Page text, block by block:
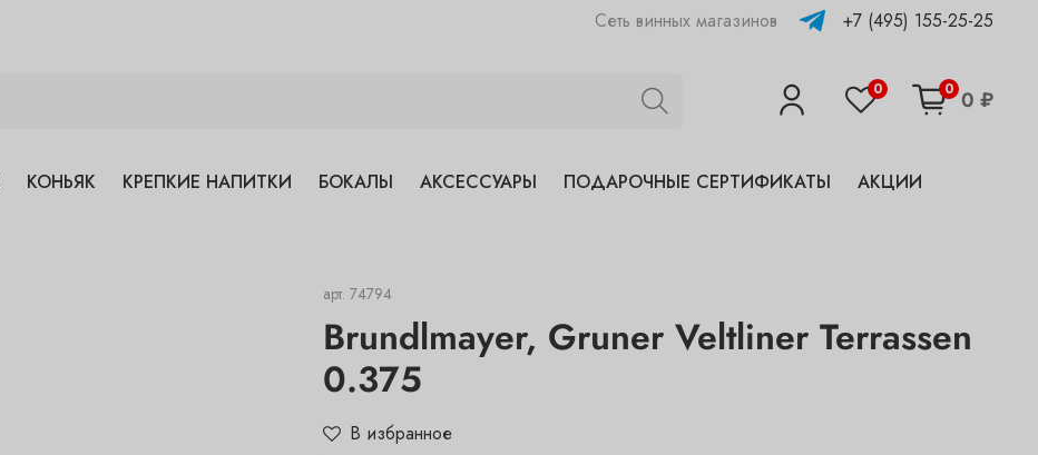
Сеть винных магазинов +7 (495) 155-25-25
0 0 0 ₽
КОНЬЯК КРЕПКИЕ НАПИТКИ БОКАЛЫ АКСЕССУАРЫ ПОДАРОЧНЫЕ СЕРТИФИКАТЫ АКЦИИ
арт. 74794
Brundlmayer, Gruner Veltliner Terrassen
0.375
В избранное